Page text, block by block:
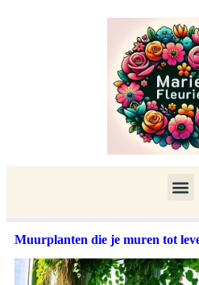
Muurplanten die je muren tot